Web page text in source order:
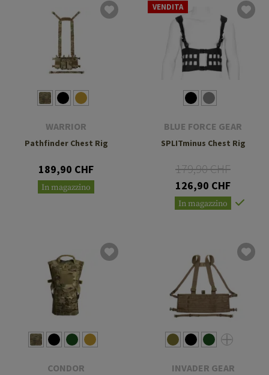
WARRIOR
Pathfinder Chest Rig
189,90 CHF
In magazzino
VENDITA
BLUE FORCE GEAR
SPLITminus Chest Rig
179,90 CHF
126,90 CHF
In magazzino
CONDOR INVADER GEAR